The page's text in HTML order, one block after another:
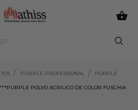

PURPLE PROFESSIONAL PURPLE
***PURPLE POLVO ACRILICO DE COLOR FUSCHIA